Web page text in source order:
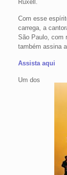
Ruxell.
Com esse
carrega, a
São Paulo, com
também assina
Assista aqui
Um dos